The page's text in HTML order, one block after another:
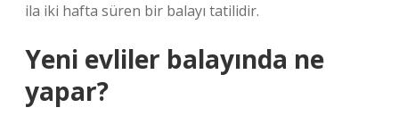
ila iki hafta süren bir balayı tatilidir.
Yeni evliler balayında ne
yapar?